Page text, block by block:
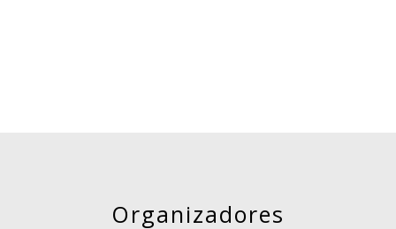
Organizadores